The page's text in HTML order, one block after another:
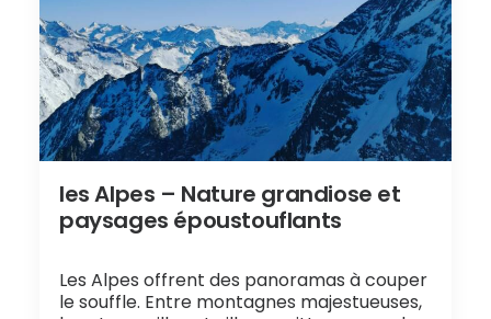
les Alpes – Nature grandiose et
paysages époustouflants
Les Alpes offrent des panoramas à couper
le souffle. Entre montagnes majestueuses,